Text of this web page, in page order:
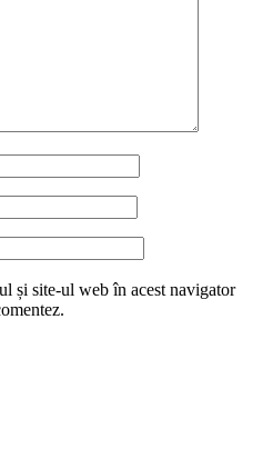
și site-ul web în acest navigator